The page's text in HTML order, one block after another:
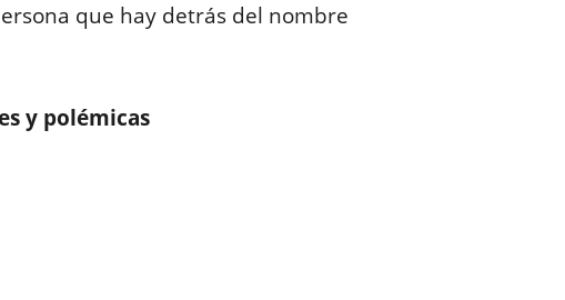
que hay detrás del nombre
y polémicas